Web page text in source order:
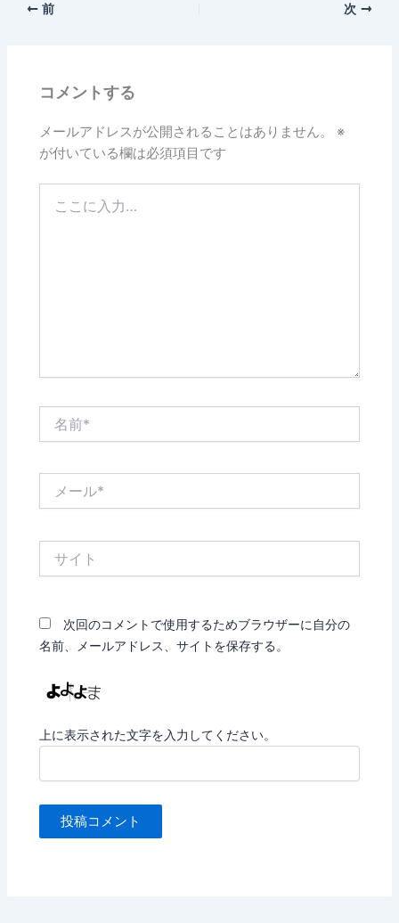
前 次
コメントする
メールアドレスが公開されることはありません。
※
が付いている欄は必須項目です
次回のコメントで使用するためブラウザーに自分の
名前、メールアドレス、サイトを保存する。
上に表示された文字を入力してください。